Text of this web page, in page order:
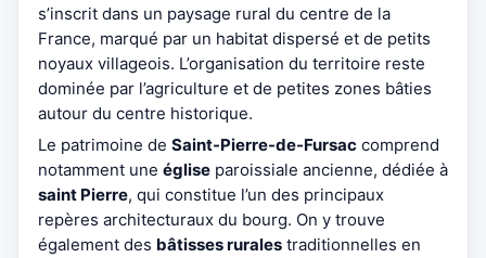
s’inscrit dans un paysage rural du centre de la
France, marqué par un habitat dispersé et de petits
noyaux villageois. L’organisation du territoire reste
dominée par l’agriculture et de petites zones bâties
autour du centre historique.
Le patrimoine de Saint-Pierre-de-Fursac comprend
notamment une église paroissiale ancienne, dédiée à
saint Pierre, qui constitue l’un des principaux
repères architecturaux du bourg. On y trouve
également des bâtisses rurales traditionnelles en